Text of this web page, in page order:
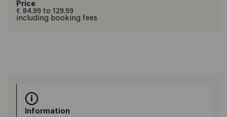
Price
€ 84.99 to 129.99
including booking fees
Information